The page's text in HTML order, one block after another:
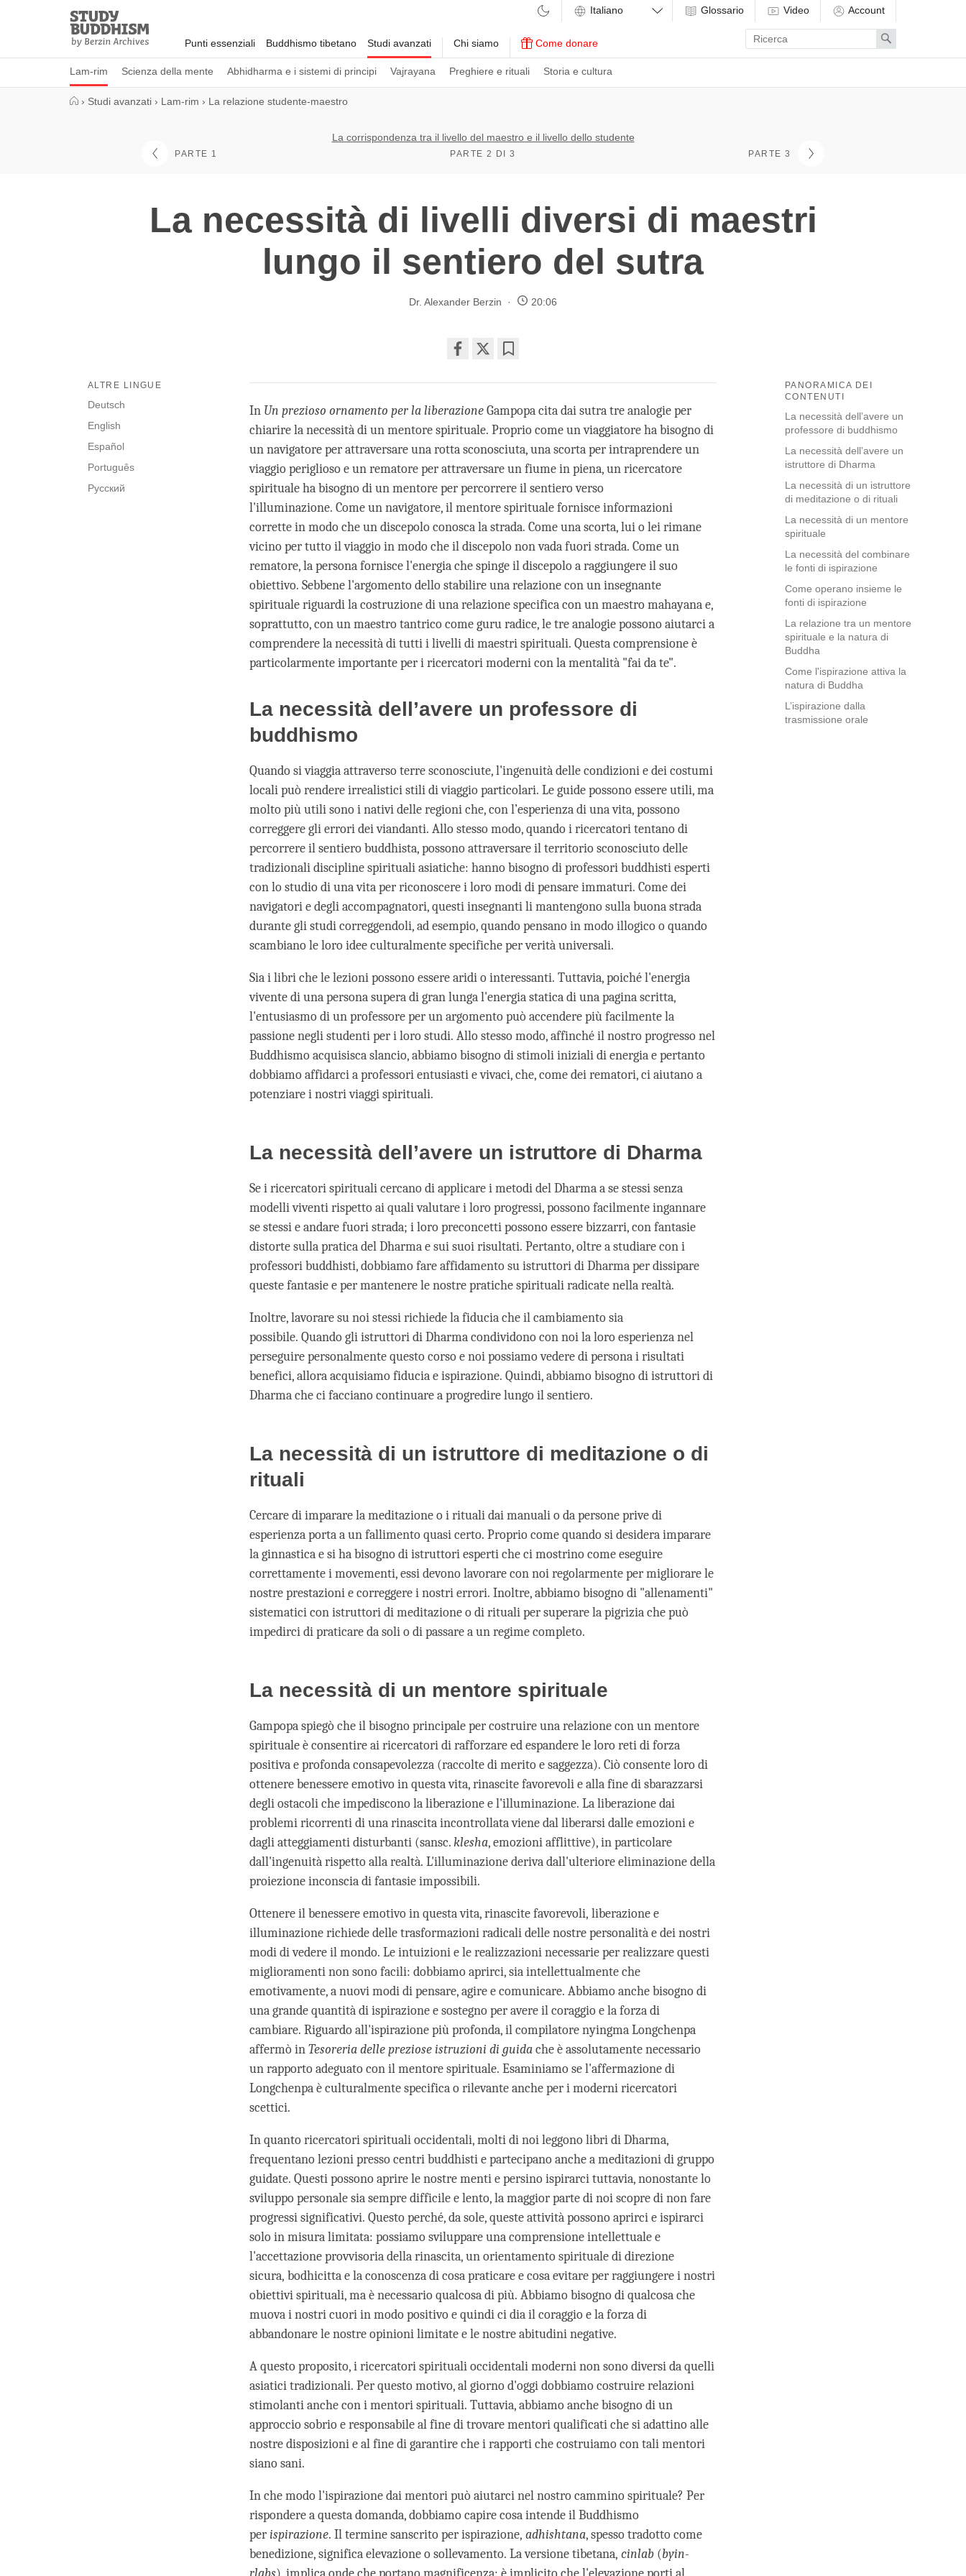
Study
Buddhism
Home
Punti essenziali Buddhismo tibetano Studi avanzati
Lam-rim Scienza della mente Abhidharma e i sistemi di principi Vajrayana Preghiere e rituali Storia e cultura
Chi siamo Come donare
Glossario Video Account
Enter
search
term
Search
› Studi avanzati › Lam-rim › La relazione studente-maestro
PARTE 1
La corrispondenza tra il livello del maestro e il livello dello studente
PARTE 2 DI 3 PARTE 3
La necessità di livelli diversi di maestri
lungo il sentiero del sutra
Dr. Alexander Berzin 20:06
on
facebook
PANORAMICA DEI
CONTENUTI
La necessità dell’avere un
professore di buddhismo
La necessità dell’avere un
istruttore di Dharma
La necessità di un istruttore
di meditazione o di rituali
La necessità di un mentore
spirituale
La necessità del combinare
le fonti di ispirazione
Come operano insieme le
fonti di ispirazione
La relazione tra un mentore
spirituale e la natura di
Buddha
Come l'ispirazione attiva la
natura di Buddha
L’ispirazione dalla
trasmissione orale
ALTRE LINGUE
Deutsch
English
Español
Português
Русский
In Un prezioso ornamento per la liberazioneGampopa cita dai sutra tre analogie per
chiarire la necessità di un mentore spirituale. Proprio come un viaggiatore ha bisogno di
un navigatore per attraversare una rotta sconosciuta, una scorta per intraprendere un
viaggio periglioso e un rematore per attraversare un fiume in piena, un ricercatore
spirituale ha bisogno di un mentore per percorrere il sentiero verso
l'illuminazione. Come un navigatore, il mentore spirituale fornisce informazioni
corrette in modo che un discepolo conosca la strada. Come una scorta, lui o lei rimane
vicino per tutto il viaggio in modo che il discepolo non vada fuori strada. Come un
rematore, la persona fornisce l'energia che spinge il discepolo a raggiungere il suo
obiettivo. Sebbene l'argomento dello stabilire una relazione con un insegnante
spirituale riguardi la costruzione di una relazione specifica con un maestro mahayana e,
soprattutto, con un maestro tantrico come guru radice, le tre analogie possono aiutarci a
comprendere la necessità di tutti i livelli di maestri spirituali. Questa comprensione è
particolarmente importante per i ricercatori moderni con la mentalità "fai da te".
La necessità dell’avere un professore di
buddhismo
Quando si viaggia attraverso terre sconosciute, l'ingenuità delle condizioni e dei costumi
locali può rendere irrealistici stili di viaggio particolari. Le guide possono essere utili, ma
molto più utili sono i nativi delle regioni che, con l’esperienza di una vita, possono
correggere gli errori dei viandanti. Allo stesso modo, quando i ricercatori tentano di
percorrere il sentiero buddhista, possono attraversare il territorio sconosciuto delle
tradizionali discipline spirituali asiatiche: hanno bisogno di professori buddhisti esperti
con lo studio di una vita per riconoscere i loro modi di pensare immaturi. Come dei
navigatori e degli accompagnatori, questi insegnanti li mantengono sulla buona strada
durante gli studi correggendoli, ad esempio, quando pensano in modo illogico o quando
scambiano le loro idee culturalmente specifiche per verità universali.
Sia i libri che le lezioni possono essere aridi o interessanti. Tuttavia, poiché l'energia
vivente di una persona supera di gran lunga l'energia statica di una pagina scritta,
l'entusiasmo di un professore per un argomento può accendere più facilmente la
passione negli studenti per i loro studi. Allo stesso modo, affinché il nostro progresso nel
Buddhismo acquisisca slancio, abbiamo bisogno di stimoli iniziali di energia e pertanto
dobbiamo affidarci a professori entusiasti e vivaci, che, come dei rematori, ci aiutano a
potenziare i nostri viaggi spirituali.
La necessità dell’avere un istruttore di Dharma
Se i ricercatori spirituali cercano di applicare i metodi del Dharma a se stessi senza
modelli viventi rispetto ai quali valutare i loro progressi, possono facilmente ingannare
se stessi e andare fuori strada; i loro preconcetti possono essere bizzarri, con fantasie
distorte sulla pratica del Dharma e sui suoi risultati. Pertanto, oltre a studiare con i
professori buddhisti, dobbiamo fare affidamento su istruttori di Dharma per dissipare
queste fantasie e per mantenere le nostre pratiche spirituali radicate nella realtà.
Inoltre, lavorare su noi stessi richiede la fiducia che il cambiamento sia
possibile. Quando gli istruttori di Dharma condividono con noi la loro esperienza nel
perseguire personalmente questo corso e noi possiamo vedere di persona i risultati
benefici, allora acquisiamo fiducia e ispirazione. Quindi, abbiamo bisogno di istruttori di
Dharma che ci facciano continuare a progredire lungo il sentiero.
La necessità di un istruttore di meditazione o di
rituali
Cercare di imparare la meditazione o i rituali dai manuali o da persone prive di
esperienza porta a un fallimento quasi certo. Proprio come quando si desidera imparare
la ginnastica e si ha bisogno di istruttori esperti che ci mostrino come eseguire
correttamente i movementi, essi devono lavorare con noi regolarmente per migliorare le
nostre prestazioni e correggere i nostri errori. Inoltre, abbiamo bisogno di "allenamenti"
sistematici con istruttori di meditazione o di rituali per superare la pigrizia che può
impedirci di praticare da soli o di passare a un regime completo.
La necessità di un mentore spirituale
Gampopa spiegò che il bisogno principale per costruire una relazione con un mentore
spirituale è consentire ai ricercatori di rafforzare ed espandere le loro reti di forza
positiva e profonda consapevolezza (raccolte di merito e saggezza). Ciò consente loro di
ottenere benessere emotivo in questa vita, rinascite favorevoli e alla fine di sbarazzarsi
degli ostacoli che impediscono la liberazione e l'illuminazione. La liberazione dai
problemi ricorrenti di una rinascita incontrollata viene dal liberarsi dalle emozioni e
dagli atteggiamenti disturbanti (sansc.klesha, emozioni afflittive), in particolare
dall'ingenuità rispetto alla realtà. L'illuminazione deriva dall'ulteriore eliminazione della
proiezione inconscia di fantasie impossibili.
Ottenere il benessere emotivo in questa vita, rinascite favorevoli, liberazione e
illuminazione richiede delle trasformazioni radicali delle nostre personalità e dei nostri
modi di vedere il mondo. Le intuizioni e le realizzazioni necessarie per realizzare questi
miglioramenti non sono facili: dobbiamo aprirci, sia intellettualmente che
emotivamente, a nuovi modi di pensare, agire e comunicare. Abbiamo anche bisogno di
una grande quantità di ispirazione e sostegno per avere il coraggio e la forza di
cambiare. Riguardo all'ispirazione più profonda, il compilatore nyingma Longchenpa
affermò inTesoreria delle preziose istruzioni di guidache è assolutamente necessario
un rapporto adeguato con il mentore spirituale. Esaminiamo se l'affermazione di
Longchenpa è culturalmente specifica o rilevante anche per i moderni ricercatori
scettici.
In quanto ricercatori spirituali occidentali, molti di noi leggono libri di Dharma,
frequentano lezioni presso centri buddhisti e partecipano anche a meditazioni di gruppo
guidate. Questi possono aprire le nostre menti e persino ispirarci tuttavia, nonostante lo
sviluppo personale sia sempre difficile e lento, la maggior parte di noi scopre di non fare
progressi significativi. Questo perché, da sole, queste attività possono aprirci e ispirarci
solo in misura limitata: possiamo sviluppare una comprensione intellettuale e
l'accettazione provvisoria della rinascita, un orientamento spirituale di direzione
sicura, bodhicitta e la conoscenza di cosa praticare e cosa evitare per raggiungere i nostri
obiettivi spirituali, ma è necessario qualcosa di più. Abbiamo bisogno di qualcosa che
muova i nostri cuori in modo positivo e quindi ci dia il coraggio e la forza di
abbandonare le nostre opinioni limitate e le nostre abitudini negative.
A questo proposito, i ricercatori spirituali occidentali moderni non sono diversi da quelli
asiatici tradizionali. Per questo motivo, al giorno d'oggi dobbiamo costruire relazioni
stimolanti anche con i mentori spirituali. Tuttavia, abbiamo anche bisogno di un
approccio sobrio e responsabile al fine di trovare mentori qualificati che si adattino alle
nostre disposizioni e al fine di garantire che i rapporti che costruiamo con tali mentori
siano sani.
In che modo l'ispirazione dai mentori può aiutarci nel nostro cammino spirituale? Per
rispondere a questa domanda, dobbiamo capire cosa intende il Buddhismo
perispirazione. Il termine sanscrito per ispirazione, adhishtana, spesso tradotto come
benedizione, significa elevazione o sollevamento. La versione tibetana, cinlab (byin-